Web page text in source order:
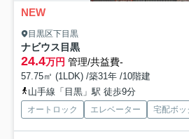
NEW
目黒区下目黒
ナビウス目黒
24.4万円 管理/共益費-
57.75㎡ (1LDK) /築31年 /10階建
山手線「目黒」駅 徒歩9分
オートロック エレベーター 宅配ボッ